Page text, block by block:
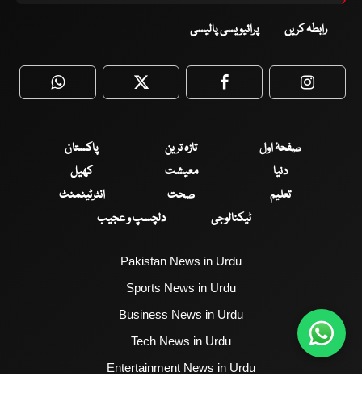
رابطہ کریں پرائیویسی پالیسی
WhatsApp Twitter Facebook
صفحۂ اول تازہ ترین
پاکستان
دنیا
معیشت
کھیل
تعلیم
صحت
انٹرٹینمنٹ
ٹیکنالوجی
دلچسپ و عجیب
Pakistan News in Urdu
Sports News in Urdu
Business News in Urdu
Tech News in Urdu
Entertainment News in Urdu